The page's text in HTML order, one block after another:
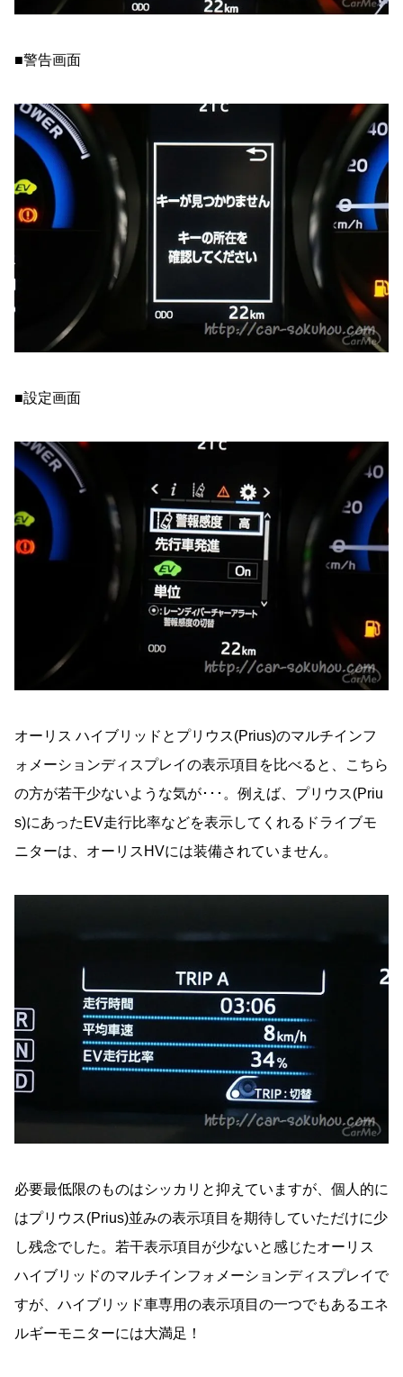
■警告画面
■設定画面
オーリス ハイブリッドとプリウス(Prius)のマルチインフ
ォメーションディスプレイの表示項目を比べると、こちら
の方が若干少ないような気が･･･。例えば、プリウス(Priu
s)にあったEV走行比率などを表示してくれるドライブモ
ニターは、オーリスHVには装備されていません。
必要最低限のものはシッカリと抑えていますが、個人的に
はプリウス(Prius)並みの表示項目を期待していただけに少
し残念でした。若干表示項目が少ないと感じたオーリス
ハイブリッドのマルチインフォメーションディスプレイで
すが、ハイブリッド車専用の表示項目の一つでもあるエネ
ルギーモニターには大満足！